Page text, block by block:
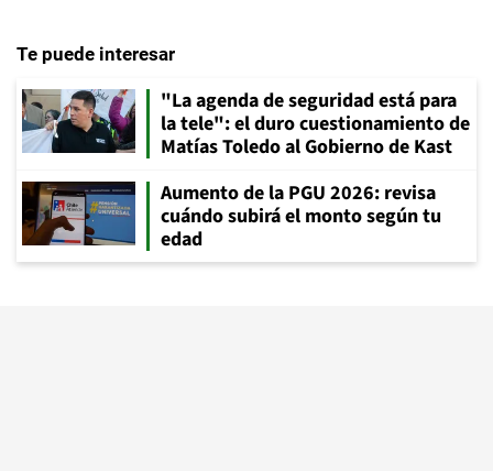
Te puede interesar
"La agenda de seguridad está para
la tele": el duro cuestionamiento de
Matías Toledo al Gobierno de Kast
Aumento de la PGU 2026: revisa
cuándo subirá el monto según tu
edad